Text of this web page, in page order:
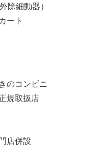
除細動器）
ート
のコンビニ
規取扱店
店併設